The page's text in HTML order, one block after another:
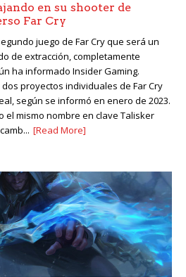
en su shooter de
Far Cry
juego de Far Cry que será un
de extracción, completamente
ha informado Insider Gaming.
proyectos individuales de Far Cry
según se informó en enero de 2023.
el mismo nombre en clave Talisker
[Read More]